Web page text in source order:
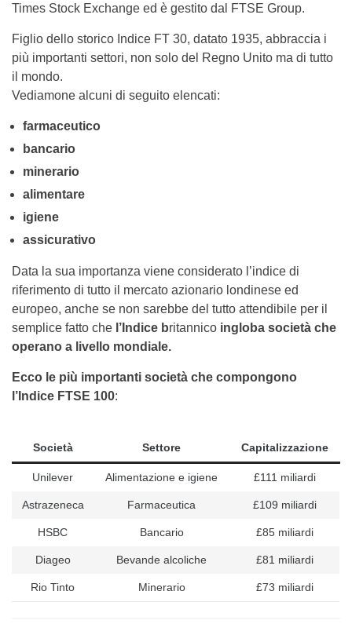
Times Stock Exchange ed è gestito dal FTSE Group.
Figlio dello storico Indice FT 30, datato 1935, abbraccia i
più importanti settori, non solo del Regno Unito ma di tutto
il mondo.
Vediamone alcuni di seguito elencati:
farmaceutico
bancario
minerario
alimentare
igiene
assicurativo
Data la sua importanza viene considerato l’indice di
riferimento di tutto il mercato azionario londinese ed
europeo, anche se non sarebbe del tutto attendibile per il
semplice fatto che l’Indice britannico ingloba società che
operano a livello mondiale.
Ecco le più importanti società che compongono
l’Indice FTSE 100:
Società Settore Capitalizzazione
Unilever Alimentazione e igiene £111 miliardi
Astrazeneca Farmaceutica £109 miliardi
HSBC Bancario £85 miliardi
Diageo Bevande alcoliche £81 miliardi
Rio Tinto Minerario £73 miliardi